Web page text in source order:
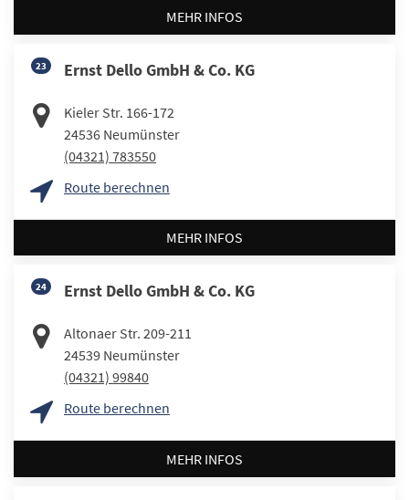
MEHR INFOS
23 Ernst Dello GmbH & Co. KG
Kieler Str. 166-172
24536 Neumünster
(04321) 783550
Route berechnen
MEHR INFOS
24 Ernst Dello GmbH & Co. KG
Altonaer Str. 209-211
24539 Neumünster
(04321) 99840
Route berechnen
MEHR INFOS